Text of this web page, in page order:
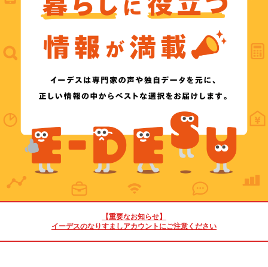
【重要なお知らせ】
イーデスのなりすましアカウントにご注意ください